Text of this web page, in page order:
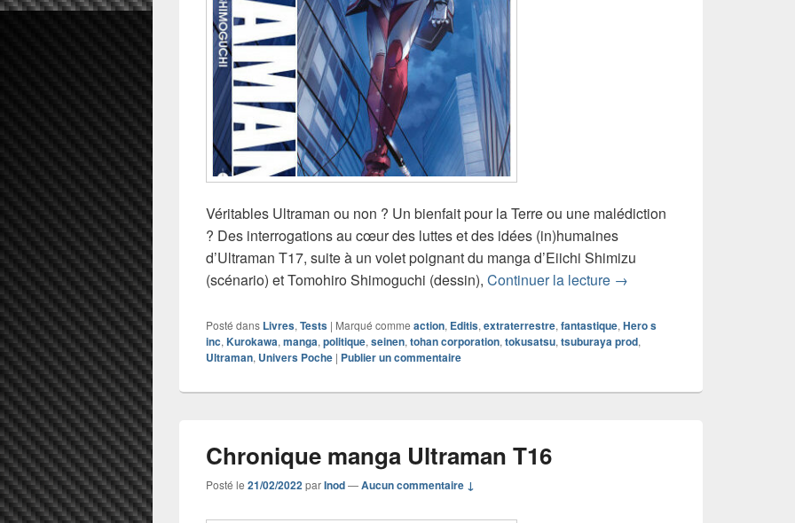
Véritables Ultraman ou non ? Un bienfait pour la Terre ou une malédiction
? Des interrogations au cœur des luttes et des idées (in)humaines
d’Ultraman T17, suite à un volet poignant du manga d’Eiichi Shimizu
(scénario) et Tomohiro Shimoguchi (dessin), Continuer la lecture Chronique manga Ultraman
→
Posté dans Livres,Tests | Marqué comme action, Editis,extraterrestre,fantastique,Hero s
inc,Kurokawa,manga,politique,seinen,tohan corporation,tokusatsu,tsuburaya prod,
Ultraman, Univers Poche | Publier un commentaire
Chronique manga Ultraman T16
Posté le 21/02/2022parInod—Aucun commentaire ↓